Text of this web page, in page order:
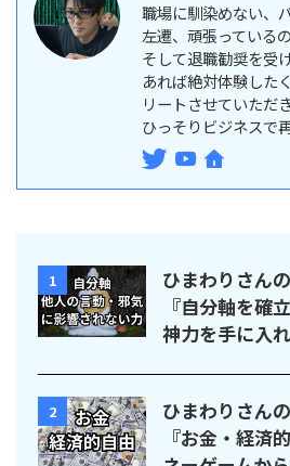
職場に馴染めない、
左遷、頑張っている
そして退職勧奨を受
あれば絶対体験した
リートさせていただ
ひっそりビジネスで
1
ひまわりさん
『自分軸を確
神力を手に入れ
2
ひまわりさん
『お金・経済